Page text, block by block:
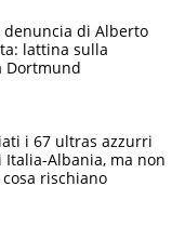
denuncia di Alberto
lattina sulla
Dortmund
i 67 ultras azzurri
Albania, ma non
rischiano